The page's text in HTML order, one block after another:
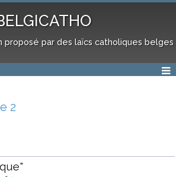
proposé par des laïcs catholiques belges
2